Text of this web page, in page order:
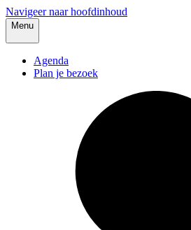
Navigeer naar hoofdinhoud
Menu
Agenda
Plan je bezoek